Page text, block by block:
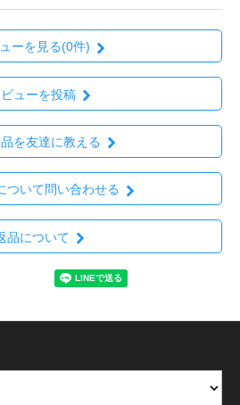
ーを見る(0件)
ビューを投稿
を友達に教える
ついて問い合わせる
品について